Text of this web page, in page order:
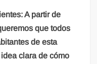
A partir de
que todos
de esta
clara de cómo